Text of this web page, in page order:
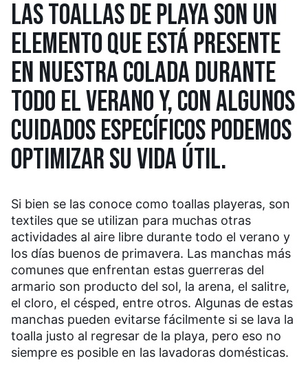
LAS TOALLAS DE PLAYA SON UN
ELEMENTO QUE ESTÁ PRESENTE
EN NUESTRA COLADA DURANTE
TODO EL VERANO Y, CON ALGUNOS
CUIDADOS ESPECÍFICOS PODEMOS
OPTIMIZAR SU VIDA ÚTIL.
Si bien se las conoce como toallas playeras, son
textiles que se utilizan para muchas otras
actividades al aire libre durante todo el verano y
los días buenos de primavera. Las manchas más
comunes que enfrentan estas guerreras del
armario son producto del sol, la arena, el salitre,
el cloro, el césped, entre otros. Algunas de estas
manchas pueden evitarse fácilmente si se lava la
toalla justo al regresar de la playa, pero eso no
siempre es posible en las lavadoras domésticas.